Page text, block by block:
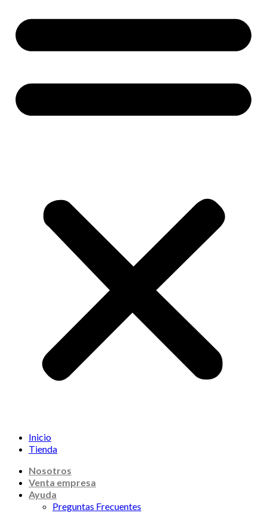
Inicio
Tienda
Nosotros
Venta empresa
Ayuda
Preguntas Frecuentes